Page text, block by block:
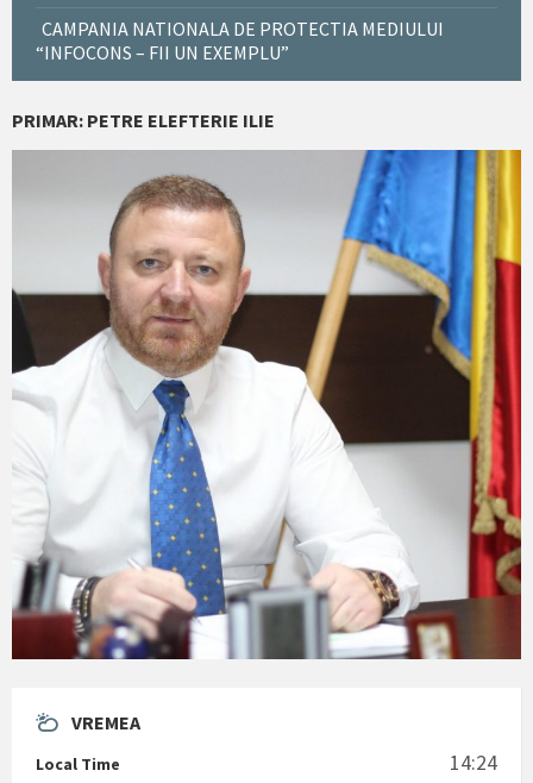
CAMPANIA NATIONALA DE PROTECTIA MEDIULUI
“INFOCONS – FII UN EXEMPLU”
PRIMAR: PETRE ELEFTERIE ILIE
VREMEA
Local Time 14:24